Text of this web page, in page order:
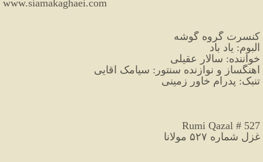
www.siamakaghaei.com
کنسرت گروه گوشه
آلبوم: یاد باد
خواننده: سالار عقیلی
آهنگساز و نوازنده سنتور: سیامک آقایی
تنبک: پدرام خاور زمینی
Rumi Qazal # 527
غزل شماره ۵۲۷ مولانا